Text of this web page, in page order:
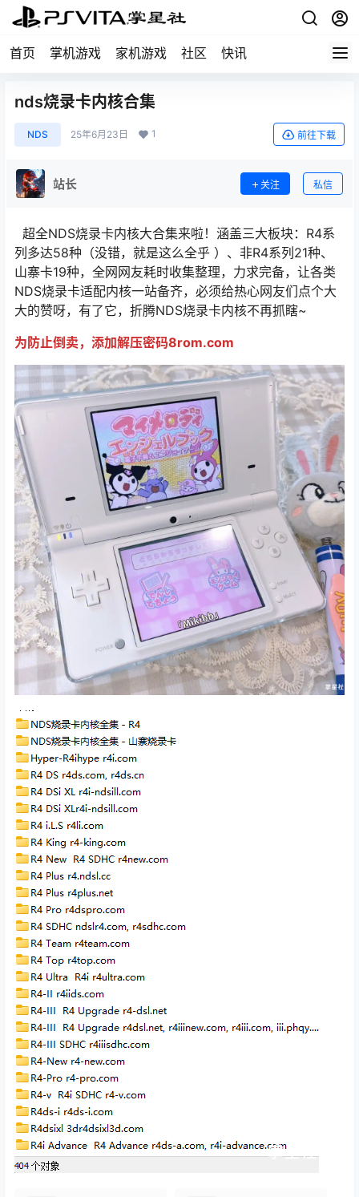
首页 掌机游戏 家机游戏 社区 快讯
nds烧录卡内核合集
NDS 25年6月23日 1 前往下载
站长 关注 私信
超全NDS烧录卡内核大合集来啦！涵盖三大板块：R4系
列多达58种（没错，就是这么全乎 ）、非R4系列21种、
山寨卡19种，全网网友耗时收集整理，力求完备，让各类
NDS烧录卡适配内核一站备齐，必须给热心网友们点个大
大的赞呀，有了它，折腾NDS烧录卡内核不再抓瞎~
为防止倒卖，添加解压密码8rom.com